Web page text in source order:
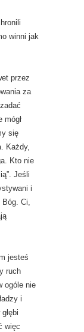
winni jak
przez
za
mógł
się
Każdy,
Kto nie
Jeśli
i
Ci,
jesteś
ruch
ogóle nie
i
więc